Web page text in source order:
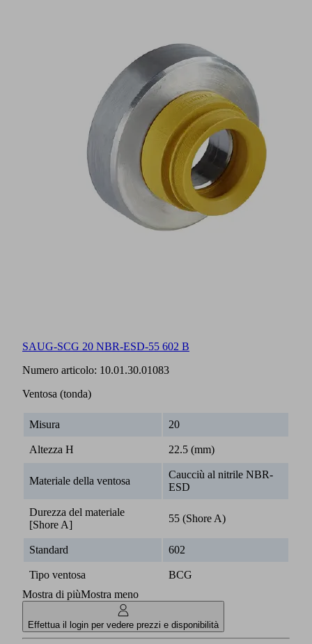
SAUG-SCG 20 NBR-ESD-55 602 B
Numero articolo: 10.01.30.01083
Ventosa (tonda)
Misura 20
Altezza H 22.5 (mm)
Materiale della ventosa
Caucciù al nitrile NBR-
ESD
Durezza del materiale
[Shore A]
55 (Shore A)
Standard 602
Tipo ventosa
BCG
Mostra di piùMostra meno
Effettua il login per vedere prezzi e disponibilità